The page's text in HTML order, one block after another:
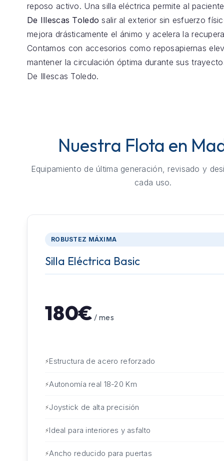
reposo activo. Una silla eléctrica permite al
De Illescas Toledo salir al exterior sin esfuerzo
mejora drásticamente el ánimo y acelera la
Contamos con accesorios como reposapiernas
mantener la circulación óptima durante sus
De Illescas Toledo.
Nuestra Flota en
Equipamiento de última generación, revisado y
cada uso.
ROBUSTEZ MÁXIMA
Silla Eléctrica Basic
180€ / mes
Estructura de acero reforzado
Autonomía real 18-20 Km
Joystick de alta precisión
Ideal para interiores y asfalto
Ancho reducido para puertas